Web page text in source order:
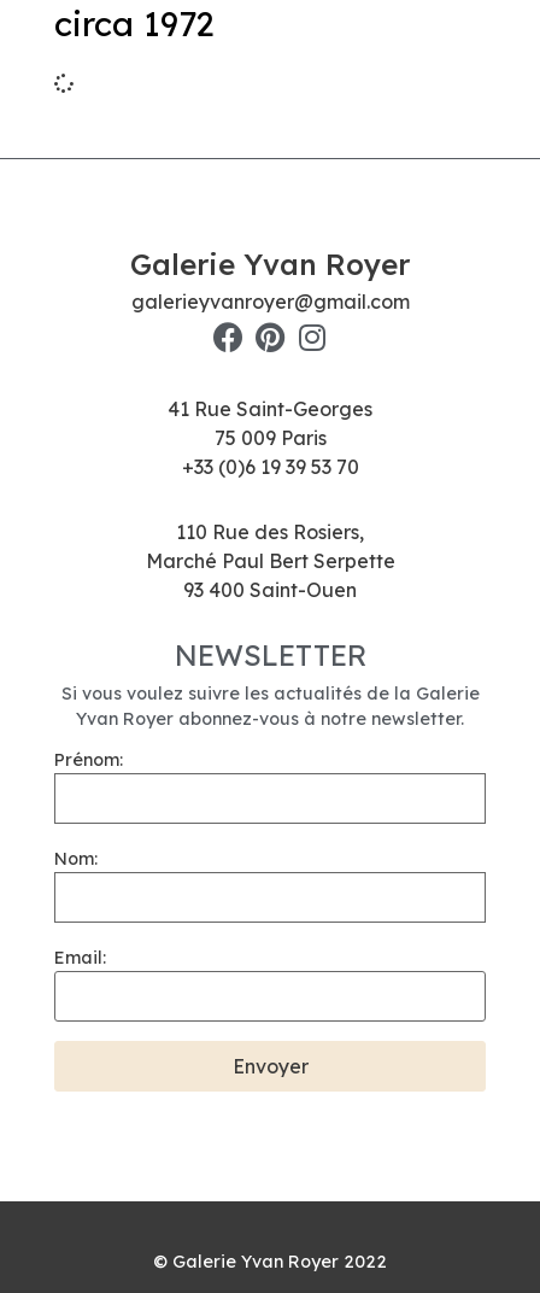
circa 1972
Galerie Yvan Royer
galerieyvanroyer@gmail.com
41 Rue Saint-Georges
75 009 Paris
+33 (0)6 19 39 53 70
110 Rue des Rosiers,
Marché Paul Bert Serpette
93 400 Saint-Ouen
NEWSLETTER
Si vous voulez suivre les actualités de la Galerie
Yvan Royer abonnez-vous à notre newsletter.
Prénom:
Nom:
Email:
© Galerie Yvan Royer 2022